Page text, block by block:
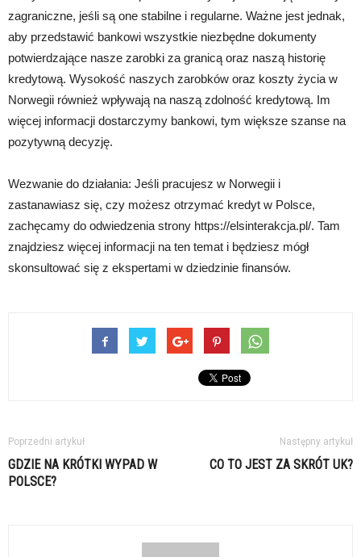
zagraniczne, jeśli są one stabilne i regularne. Ważne jest jednak,
aby przedstawić bankowi wszystkie niezbędne dokumenty
potwierdzające nasze zarobki za granicą oraz naszą historię
kredytową. Wysokość naszych zarobków oraz koszty życia w
Norwegii również wpływają na naszą zdolność kredytową. Im
więcej informacji dostarczymy bankowi, tym większe szanse na
pozytywną decyzję.
Wezwanie do działania: Jeśli pracujesz w Norwegii i
zastanawiasz się, czy możesz otrzymać kredyt w Polsce,
zachęcamy do odwiedzenia strony https://elsinterakcja.pl/. Tam
znajdziesz więcej informacji na ten temat i będziesz mógł
skonsultować się z ekspertami w dziedzinie finansów.
Poprzedni artykuł
GDZIE NA KRÓTKI WYPAD W
POLSCE?
Następny artykuł
CO TO JEST ZA SKRÓT UK?